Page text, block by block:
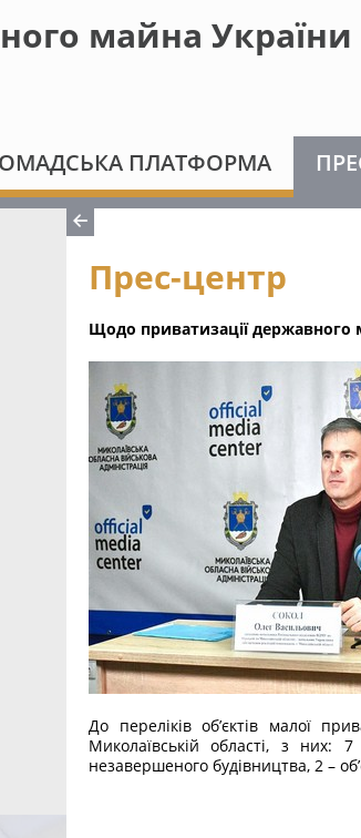
майна України
ПЛАТФОРМА
Прес-центр
Щодо приватизації державного
До переліків об’єктів малої
Миколаївській області, з
незавершеного будівництва, 2 –